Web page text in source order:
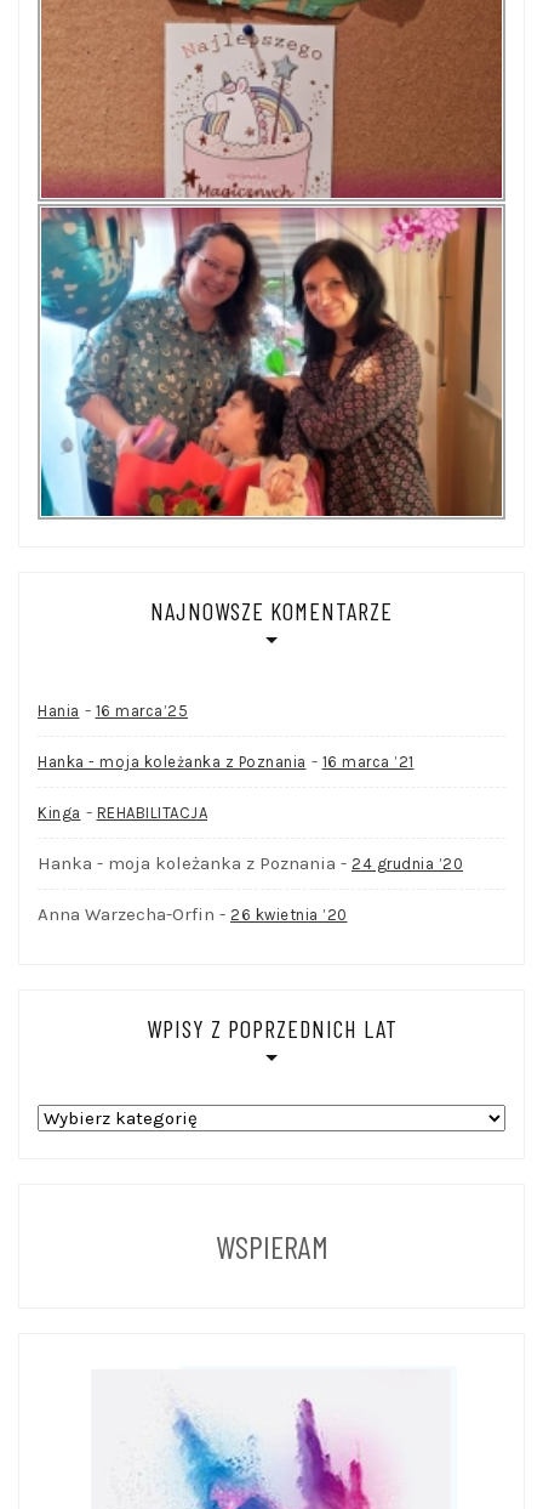
NAJNOWSZE KOMENTARZE
Hania - 16 marca’25
Hanka - moja koleżanka z Poznania - 16 marca ’21
Kinga - REHABILITACJA
Hanka - moja koleżanka z Poznania - 24 grudnia ’20
Anna Warzecha-Orfin - 26 kwietnia ’20
WPISY Z POPRZEDNICH LAT
WPISY
WSPIERAM